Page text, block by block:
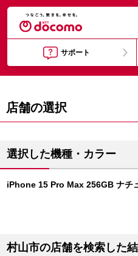
サポート
店舗の選択
選択した機種・カラー
iPhone 15 Pro Max 256GB ナチ
村山市の店舗を検索した